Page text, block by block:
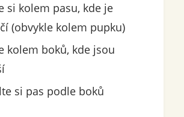
si kolem pasu, kde je
(obvykle kolem pupku)
kolem boků, kde jsou
si pas podle boků